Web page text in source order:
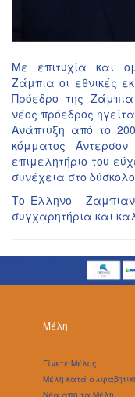
Με επιτυχία και
Ζάμπια οι εθνικές
Πρόεδρο της
νέος πρόεδρος
Ανάπτυξη από το
κόμματος
επιμελητήριο του
συνέχεια στο
Το Ελληνο -
συγχαρητήρια και
Μέλη
Γίνετε Μέλος
Μέλη κατά
Νέα από τα Μέλη